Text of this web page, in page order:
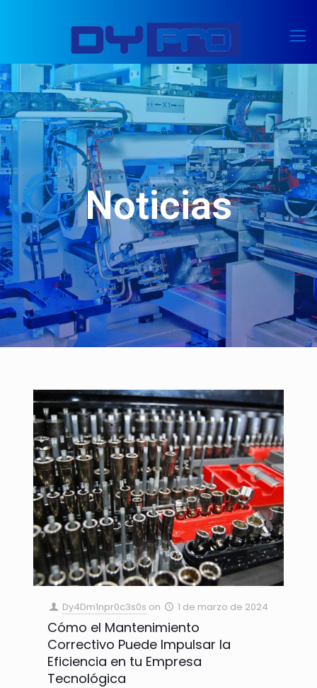
Noticias
Dy4Dm1npr0c3s0s on 1 de marzo de 2024
Cómo el Mantenimiento
Correctivo Puede Impulsar la
Eficiencia en tu Empresa
Tecnológica